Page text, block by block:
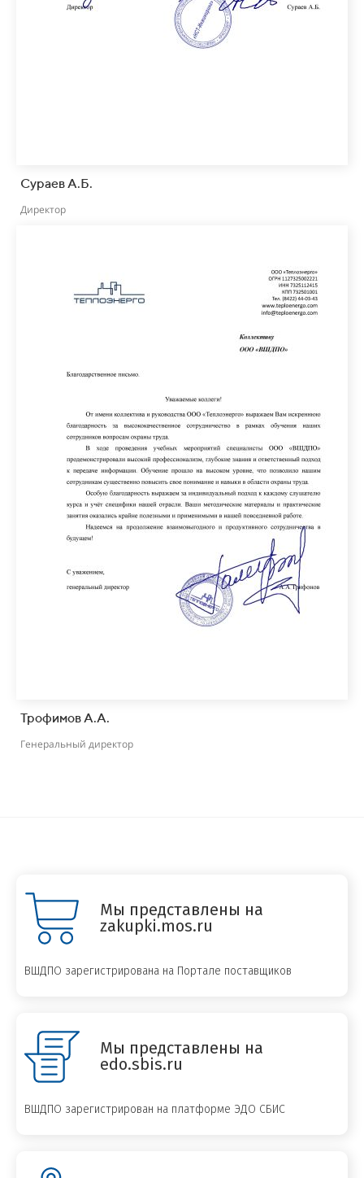
Сураев А.Б.
Директор
Трофимов А.А.
Генеральный директор
Мы представлены на
zakupki.mos.ru
ВШДПО зарегистрирована на Портале поставщиков
Мы представлены на
edo.sbis.ru
ВШДПО зарегистрирован на платформе ЭДО СБИС